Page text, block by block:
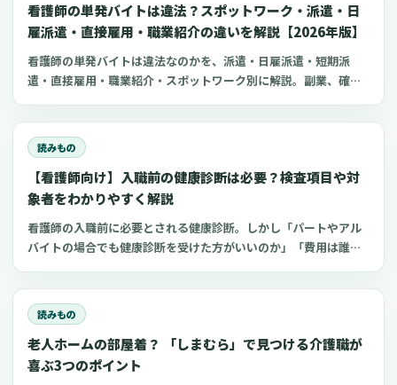
看護師の単発バイトは違法？スポットワーク・派遣・日
雇派遣・直接雇用・職業紹介の違いを解説【2026年版】
看護師の単発バイトは違法なのかを、派遣・日雇派遣・短期派
遣・直接雇用・職業紹介・スポットワーク別に解説。副業、確定
点も整理します。
読みもの
【看護師向け】入職前の健康診断は必要？検査項目や対
象者をわかりやすく解説
看護師の入職前に必要とされる健康診断。しかし「パートやアル
バイトの場合でも健康診断を受けた方がいいのか」「費用は誰が
は、看護師の入職前健康診断について、知っておきたいポイント
をわかりやすくご紹介します。
読みもの
老人ホームの部屋着？ 「しまむら」で見つける介護職が
喜ぶ3つのポイント